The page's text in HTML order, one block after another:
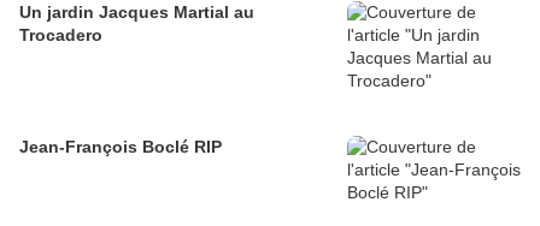
Un jardin Jacques Martial au
Trocadero
Jean-François Boclé RIP